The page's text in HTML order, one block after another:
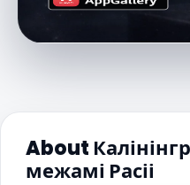
About
межамі Расіі